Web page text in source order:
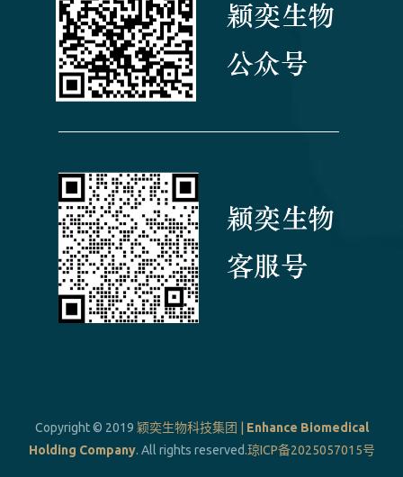
Copyright © 2019 颖奕生物科技集团 | Enhance Biomedical
Holding Company. All rights reserved.琼ICP备2025057015号